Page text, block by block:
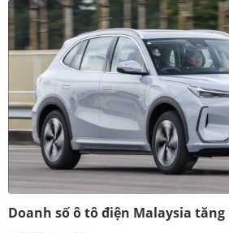
Doanh số ô tô điện Malaysia tăng